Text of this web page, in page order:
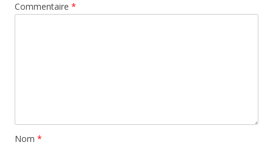
Commentaire *
Nom *